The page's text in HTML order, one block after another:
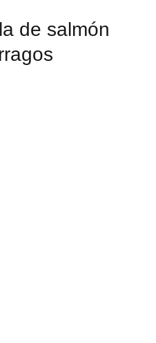
de salmón